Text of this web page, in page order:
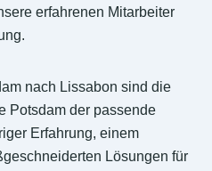
erfahrenen Mitarbeiter
nach Lissabon sind die
Potsdam der passende
Erfahrung, einem
Lösungen für